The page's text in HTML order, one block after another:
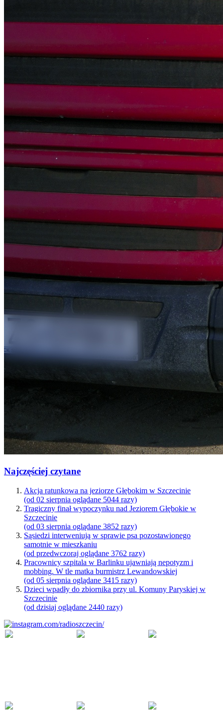
Najczęściej czytane
Akcja ratunkowa na jeziorze Głębokim w Szczecinie
(od 02 sierpnia oglądane 5044 razy)
Tragiczny finał wypoczynku nad Jeziorem Głębokie w
Szczecinie
(od 03 sierpnia oglądane 3852 razy)
Sąsiedzi interweniują w sprawie psa pozostawionego
samotnie w mieszkaniu
(od przedwczoraj oglądane 3762 razy)
Pracownicy szpitala w Barlinku ujawniają nepotyzm i
mobbing. W tle matka burmistrz Lewandowskiej
(od 05 sierpnia oglądane 3415 razy)
Dzieci wpadły do zbiornika przy ul. Komuny Paryskiej w
Szczecinie
(od dzisiaj oglądane 2440 razy)